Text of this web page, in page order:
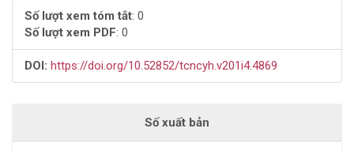
bài
viết
Số lượt xem tóm tắt: 0
Số lượt xem PDF: 0
DOI: https://doi.org/10.52852/tcncyh.v201i4.4869
Số xuất bản